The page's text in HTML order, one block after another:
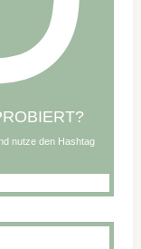
nutze den Hashtag